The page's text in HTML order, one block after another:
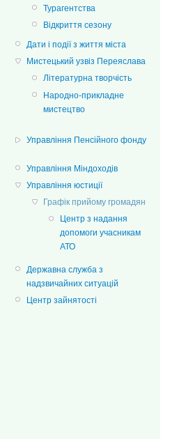
Турагентства
Відкриття сезону
Дати і події з життя міста
Мистецький узвіз Переяслава
Літературна творчість
Народно-прикладне
мистецтво
Управління Пенсійного фонду
Управління Міндоходів
Управління юстиції
Графік прийому громадян
Центр з надання
допомоги учасникам
АТО
Державна служба з
надзвичайних ситуацій
Центр зайнятості